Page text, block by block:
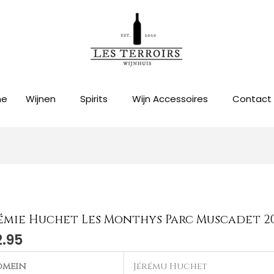
Wijnen Spirits Wijn Accessoires Contact
Huchet Les Monthys Parc Muscadet
Jérému Huchet